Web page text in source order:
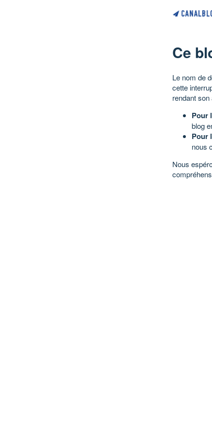
Ce
Le nom de
cette
rendant son
Pour
blog
Pour
nous
Nous